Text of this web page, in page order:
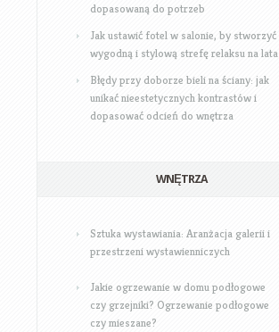
dopasowaną do potrzeb
Jak ustawić fotel w salonie, by stworzyć
wygodną i stylową strefę relaksu na lata
Błędy przy doborze bieli na ściany: jak
unikać nieestetycznych kontrastów i
dopasować odcień do wnętrza
WNĘTRZA
Sztuka wystawiania: Aranżacja galerii i
przestrzeni wystawienniczych
Jakie ogrzewanie w domu podłogowe
czy grzejniki? Ogrzewanie podłogowe
czy mieszane?